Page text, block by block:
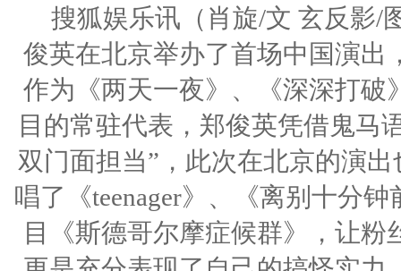
搜狐娱乐讯（肖旋/文 玄反影/
俊英在北京举办了首场中国演出
作为《两天一夜》、《深深打破
目的常驻代表，郑俊英凭借鬼马
双门面担当”，此次在北京的演
唱了《teenager》、《离别十分
目《斯德哥尔摩症候群》，让